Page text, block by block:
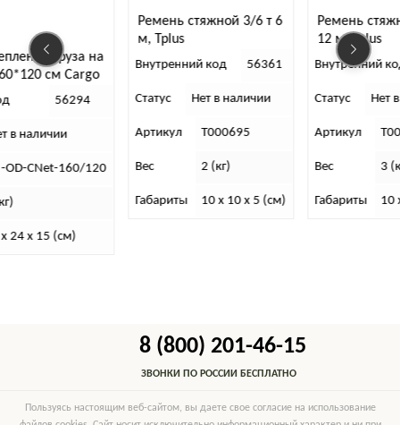
на
120
Ремень стяжной 3/6 т 6
Внутренний код 56361
Статус Нет в наличии
T000695
Вес 2 (кг)
10 x 10 x 5 (см)
Ремень стяжной 5/10 т
12 м, Tplus
Внутренний код 56373
Статус Нет в наличии
T000709
3 (кг)
Габариты 10 x 10 x 5
8 (800) 201-46-15
ЗВОНКИ ПО РОССИИ БЕСПЛАТНО
Пользуясь настоящим веб-сайтом, вы даете свое согласие на использование